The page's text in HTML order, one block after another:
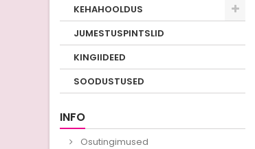
KEHAHOOLDUS
JUMESTUSPINTSLID
KINGIIDEED
SOODUSTUSED
INFO
Osutingimused